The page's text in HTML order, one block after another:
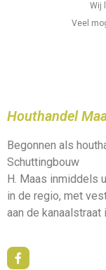
Wij
Veel
Houthandel
Begonnen als
Schuttingbouw
H. Maas inmiddels
in de regio, met
aan de kanaalstraat